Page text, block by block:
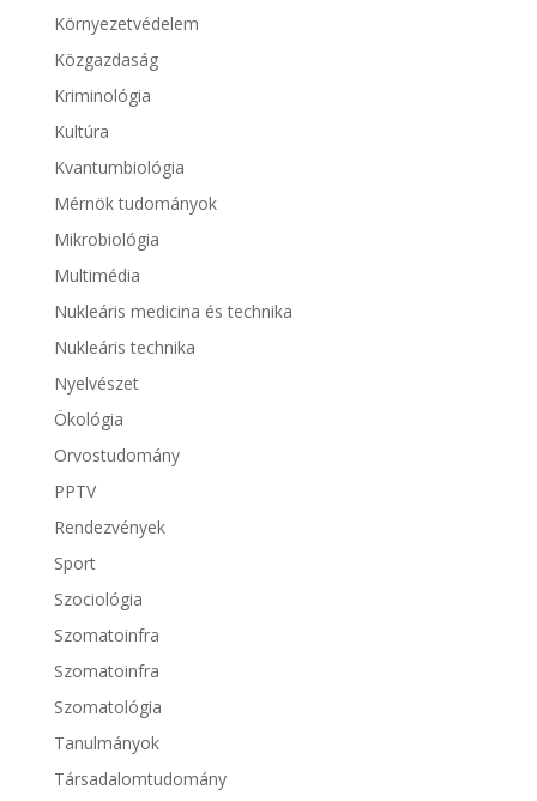
Környezetvédelem
Közgazdaság
Kriminológia
Kultúra
Kvantumbiológia
Mérnök tudományok
Mikrobiológia
Multimédia
Nukleáris medicina és technika
Nukleáris technika
Nyelvészet
Ökológia
Orvostudomány
PPTV
Rendezvények
Sport
Szociológia
Szomatoinfra
Szomatoinfra
Szomatológia
Tanulmányok
Társadalomtudomány